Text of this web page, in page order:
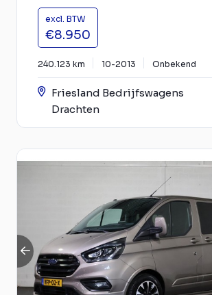
excl. BTW
€8.950
240.123 km 10-2013 Onbekend
Friesland Bedrijfswagens
Drachten